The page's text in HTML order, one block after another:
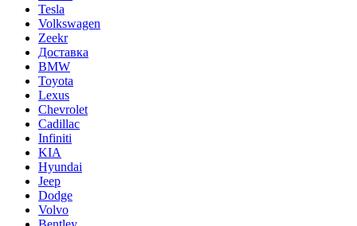
Tesla
Volkswagen
Zeekr
Доставка
BMW
Toyota
Lexus
Chevrolet
Cadillac
Infiniti
KIA
Hyundai
Jeep
Dodge
Volvo